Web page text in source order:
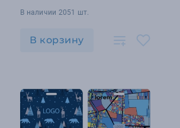
В наличии 2051 шт.
В корзину